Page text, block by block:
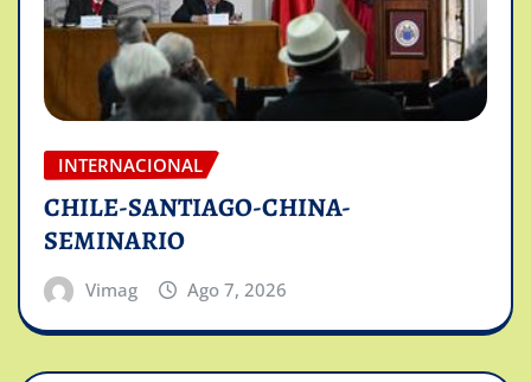
INTERNACIONAL
CHILE-SANTIAGO-CHINA-
SEMINARIO
Vimag Ago 7, 2026